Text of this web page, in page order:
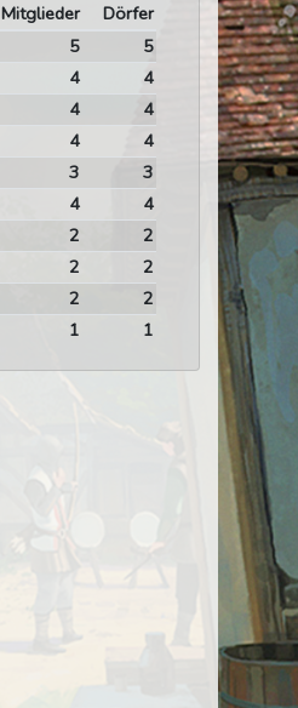
Mitglieder
Dörfer
5
5
4
4
4
4
4
4
3
3
4
4
2
2
2
2
2
2
1 1